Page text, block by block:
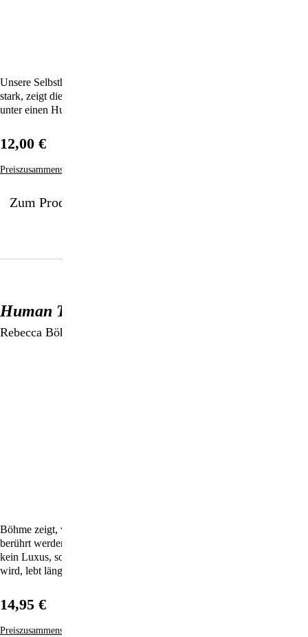
Unsere Selbstheilungskräfte sind viel stärker, als wir denken. Wie
stark, zeigt dieses Buch, das Schulmedizin und Selbstheilung endlich
unter einen Hut bringt.
Zum Produkt
12,00 €
Preiszusammensetzung
Human Touch
Rebecca Böhme
Böhme zeigt, was in unserem Körper und Kopf passiert, wenn wir
berührt werden; warum der Mensch ein Kontaktwesen und Streicheln
kein Luxus, sondern Überlebensmittel ist. Die Essenz: Wer berührt
wird, lebt länger und erholt sich schneller von Erkrankungen.
14,95 €
Preiszusammensetzung